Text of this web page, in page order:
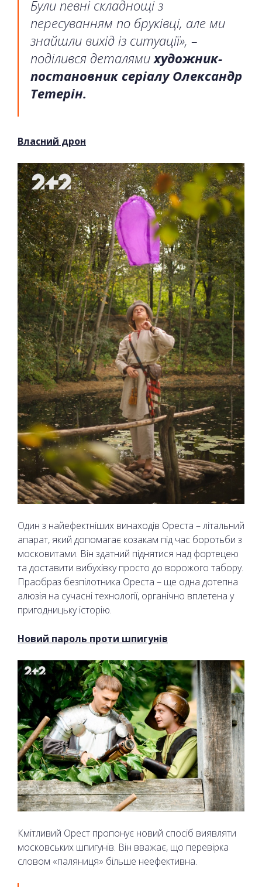
Були певні складнощі з
пересуванням по бруківці, але ми
знайшли вихід із ситуації», –
поділився деталями художник-
постановник серіалу Олександр
Тетерін.
Власний дрон
Один з найефектніших винаходів Ореста – літальний
апарат, який допомагає козакам під час боротьби з
московитами. Він здатний піднятися над фортецею
та доставити вибухівку просто до ворожого табору.
Праобраз безпілотника Ореста – ще одна дотепна
алюзія на сучасні технології, органічно вплетена у
пригодницьку історію.
Новий пароль проти шпигунів
Кмітливий Орест пропонує новий спосіб виявляти
московських шпигунів. Він вважає, що перевірка
словом «паляниця» більше неефективна.